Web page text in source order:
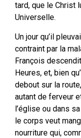
tard, que le Christ
Universelle.
Un jour qu’il
contraint par la
François
Heures, et, bien
debout sur la
autant de ferveur
l’église ou dans
le corps veut
nourriture qui,